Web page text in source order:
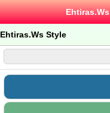
Ehtiras.Ws
Ehtiras.Ws Style